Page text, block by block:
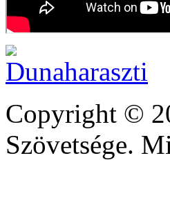
Copyright ©
Szövetsége.